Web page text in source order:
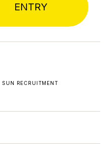
ENTRY
RECRUITMENT